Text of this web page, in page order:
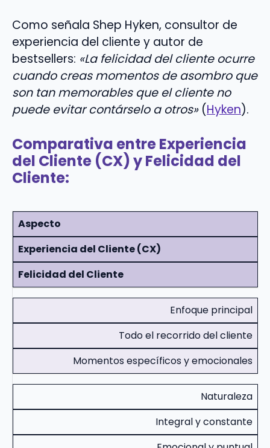
Como señala Shep Hyken, consultor de
experiencia del cliente y autor de
bestsellers: «La felicidad del cliente ocurre
cuando creas momentos de asombro que
son tan memorables que el cliente no
puede evitar contárselo a otros»(Hyken).
Comparativa entre Experiencia
del Cliente (CX) y Felicidad del
Cliente:
Aspecto
Experiencia del Cliente (CX)
Felicidad del Cliente
Enfoque principal
Todo el recorrido del cliente
Momentos específicos y emocionales
Naturaleza
Integral y constante